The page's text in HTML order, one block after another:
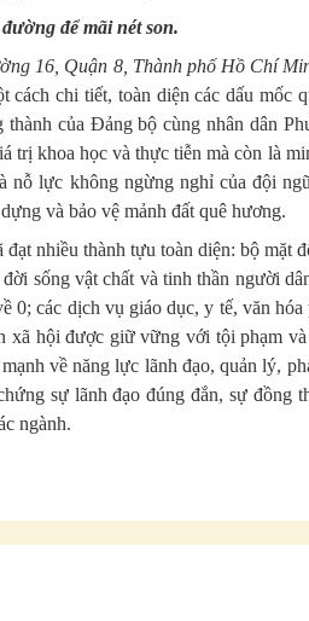
để mãi nét son.
16, Quận 8, Thành phố Hồ Chí
chi tiết, toàn diện các dấu mốc
của Đảng bộ cùng nhân dân
khoa học và thực tiễn mà còn là
nỗ lực không ngừng nghỉ của đội
và bảo vệ mảnh đất quê hương.
nhiều thành tựu toàn diện: bộ mặt
sống vật chất và tinh thần người
0; các dịch vụ giáo dục, y tế, văn
xã hội được giữ vững với tội phạm
về năng lực lãnh đạo, quản lý,
sự lãnh đạo đúng đắn, sự đồng
ngành.